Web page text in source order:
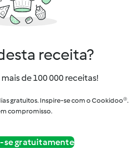
receita?
de 100 000 receitas!
gratuitos. Inspire-se com o Cookidoo®.
compromisso.
se gratuitamente